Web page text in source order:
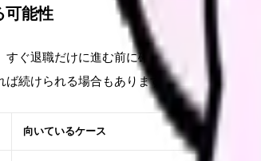
可能性
すぐ退職だけに進む前に確認できることがあ
ば続けられる場合もあります。
向いているケース